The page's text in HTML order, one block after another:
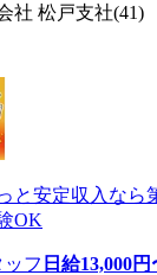
社 松戸支社(41)
と安定収入な
OK
フ 日給13,000円